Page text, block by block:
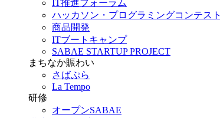
IT推進フォーラム
ハッカソン・プログラミングコンテスト
商品開発
ITブートキャンプ
SABAE STARTUP PROJECT
まちなか賑わい
さばぷら
La Tempo
研修
オープンSABAE